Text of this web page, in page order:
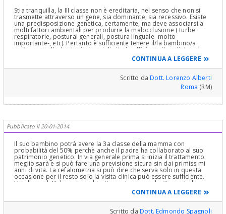
Stia tranquilla, la III classe non è ereditaria, nel senso che non si
trasmette attraverso un gene, sia dominante, sia recessivo. Esiste
una predisposizione genetica, certamente, ma deve associarsi a
molti fattori ambientali per produrre la malocclusione ( turbe
respiratorie, postural generali, postura linguale -molto
importante-, etc). Pertanto è sufficiente tenere il/la bambino/a
sotto controllo ( nei primi anni di vita è sufficiente il pediatra, che
eventualmente in tempi opportuni suggerirà la visita ortodontica)
per allontanare senza problemi il pericolo della temuta terza
classe.
CONTINUA A LEGGERE
Scritto daDott. Lorenzo Alberti
Roma (RM)
Pubblicato il 20-01-2014
Il suo bambino potrà avere la 3a classe della mamma con
probabilità del 50% perchè anche il padre ha collaborato al suo
patrimonio genetico. In via generale prima si inizia il trattamento
meglio sarà e si può fare una previsione sicura sin dai primissimi
anni di vita. La cefalometria si può dire che serva solo in questa
occasione per il resto solo la visita clinica può essere sufficiente.
Un'allieva di Delaire inizia il trattamento prima dei 3 anni. Io ho
avuto 2 pazienti che hanno iniziato a 3anni e 1/2 con breve
trattamento e ottimo risultato. Le disfunzioni linguali sono molto
difficili da trattare prima degli 8-9 anni. E' giusto quindi, come
affermano anche i miei illustri colleghi, fare la prima visita sui 3
CONTINUA A LEGGERE
Scritto daDott. Edmondo Spagnoli